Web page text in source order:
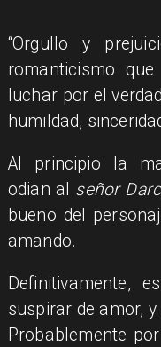
“Orgullo y
romanticismo
luchar por el
humildad,
Al principio la
odian al señor
bueno del
amando.
Definitivamente,
suspirar de amor,
Probablemente